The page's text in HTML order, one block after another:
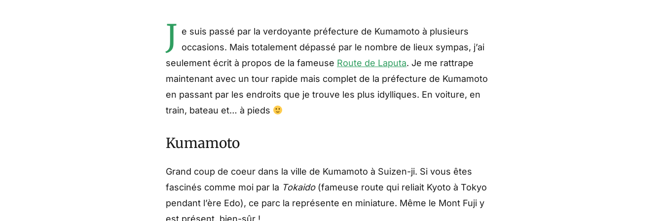
J e suis passé par la verdoyante préfecture de Kumamoto à plusieurs
occasions. Mais totalement dépassé par le nombre de lieux sympas, j’ai
seulement écrit à propos de la fameuse Route de Laputa. Je me rattrape
maintenant avec un tour rapide mais complet de la préfecture de Kumamoto
en passant par les endroits que je trouve les plus idylliques. En voiture, en
train, bateau et… à pieds
Kumamoto
Grand coup de coeur dans la ville de Kumamoto à Suizen-ji. Si vous êtes
fascinés comme moi par la Tokaido(fameuse route qui reliait Kyoto à Tokyo
pendant l’ère Edo), ce parc la représente en miniature. Même le Mont Fuji y
est présent, bien-sûr !